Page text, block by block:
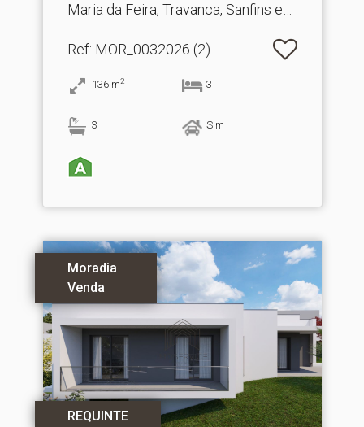
Maria da Feira, Travanca, Sanfins e
Ref: MOR_0032026 (2)
136 m2 3
3 Sim
Moradia
Venda
REQUINTE